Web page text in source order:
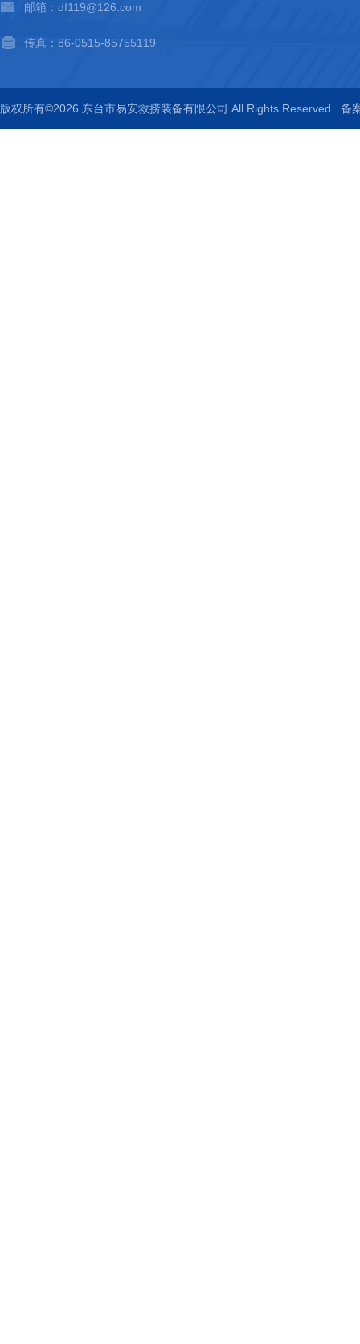
邮箱：df119@126.com
传真：86-0515-85755119
版权所有©2026 东台市易安救捞装备有限公司 All Rights Reserved 备